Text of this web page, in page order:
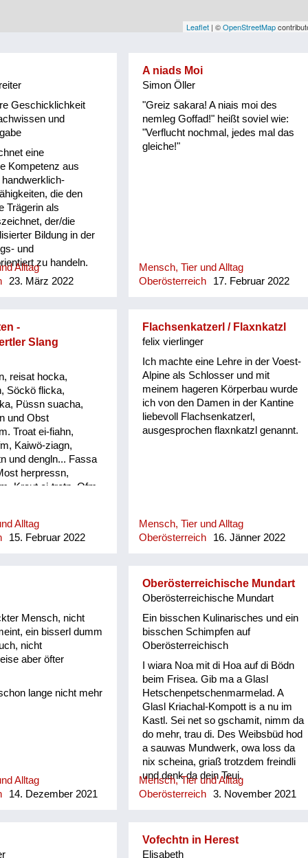
Leaflet | ©OpenStreetMap
Geschicklichkeit
und
eine
Kompetenz aus
die den
Trägerin als
der/die
Bildung in der
und
zu handeln.
Familie noch
die aber unter Beweis
mussten.
Alltag
23. März 2022
A niads Moi
Simon Öller
"Greiz sakara! A niais moi des
nemleg Goffad!" heißt soviel wie:
"Verflucht nochmal, jedes mal das
gleiche!"
Mensch, Tier und Alltag
Oberösterreich
17. Februar 2022
-
Slang
reisat hocka,
Söckö flicka,
Püssn suacha,
und Obst
Troat ei-fiahn,
Kaiwö-ziagn,
und dengln... Fassa
herpressn,
Kraut ei-tretn, Ofm
Mist ausführn, d
dengeln. Loatan-
Bandln wewan,
Kiada geh, Fedan
z´am tragn und
Butta rüahn und
Bam ostreicha,
onehma, Howan
mocha, Besn
Haus is nu zan
is nu vü zan
scho davo, wann
w...
Alltag
15. Februar 2022
Flachsenkatzerl / Flaxnkatzl
felix vierlinger
Ich machte eine Lehre in der Voest-
Alpine als Schlosser und mit
meinem hageren Körperbau wurde
ich von den Damen in der Kantine
liebevoll Flachsenkatzerl,
ausgesprochen flaxnkatzl genannt.
Mensch, Tier und Alltag
Oberösterreich
16. Jänner 2022
Mensch, nicht
ein bisserl dumm
nicht
aber öfter
lange nicht mehr
Alltag
14. Dezember 2021
Oberösterreichische Mundart
Oberösterreichische Mundart
Ein bisschen Kulinarisches und ein
bisschen Schimpfen auf
Oberösterreichisch
I wiara Noa mit di Hoa auf di Bödn
beim Frisea. Gib ma a Glasl
Hetschenpetschenmarmelad. A
Glasl Kriachal-Kompott is a nu im
Kastl. Sei net so gschamit, nimm da
do mehr, trau di. Des Weibsbüd hod
a sauwas Mundwerk, owa loss da
nix scheina, griaß trotzdem freindli
und denk da dein Teui.
Mensch, Tier und Alltag
Oberösterreich
3. November 2021
Vofechtn in Herest
Elisabeth